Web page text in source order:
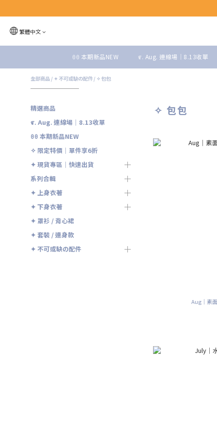
繁體中文
ꏿꏿ 本期新品NEW ೯. Aug. 連線場｜8.13收單
全部商品 / ✦ 不可或缺の配件/ ✧ 包包
精選商品
೯. Aug. 連線場｜8.13收單
ꏿꏿ 本期新品NEW
✧ 限定特價｜單件享6折
✦ 現貨專區｜快速出貨
系列合輯
✦ 上身衣著
✦ 下身衣著
✦ 罩衫 / 背心裙
✦ 套裝 / 連身款
✦ 不可或缺の配件
✧ 包包
Aug｜素